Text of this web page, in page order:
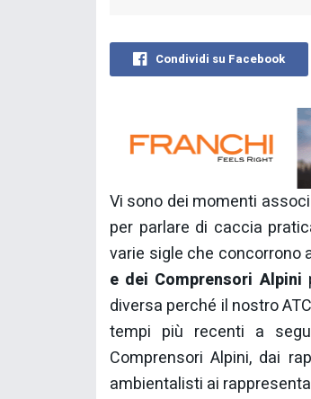
Condividi su Facebook
Vi sono dei momenti
per parlare di caccia
varie sigle che concorrono
e dei Comprensori Alpini
diversa perché il nostro
tempi più recenti a
Comprensori Alpini, dai
ambientalisti ai